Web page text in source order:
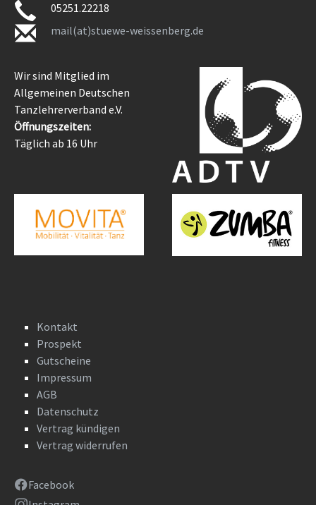
05251.22218
mail(at)stuewe-weissenberg.de
Wir sind Mitglied im
Allgemeinen Deutschen
Tanzlehrerverband e.V.
Öffnungszeiten:
Täglich ab 16 Uhr
Kontakt
Prospekt
Gutscheine
Impressum
AGB
Datenschutz
Vertrag kündigen
Vertrag widerrufen
Facebook